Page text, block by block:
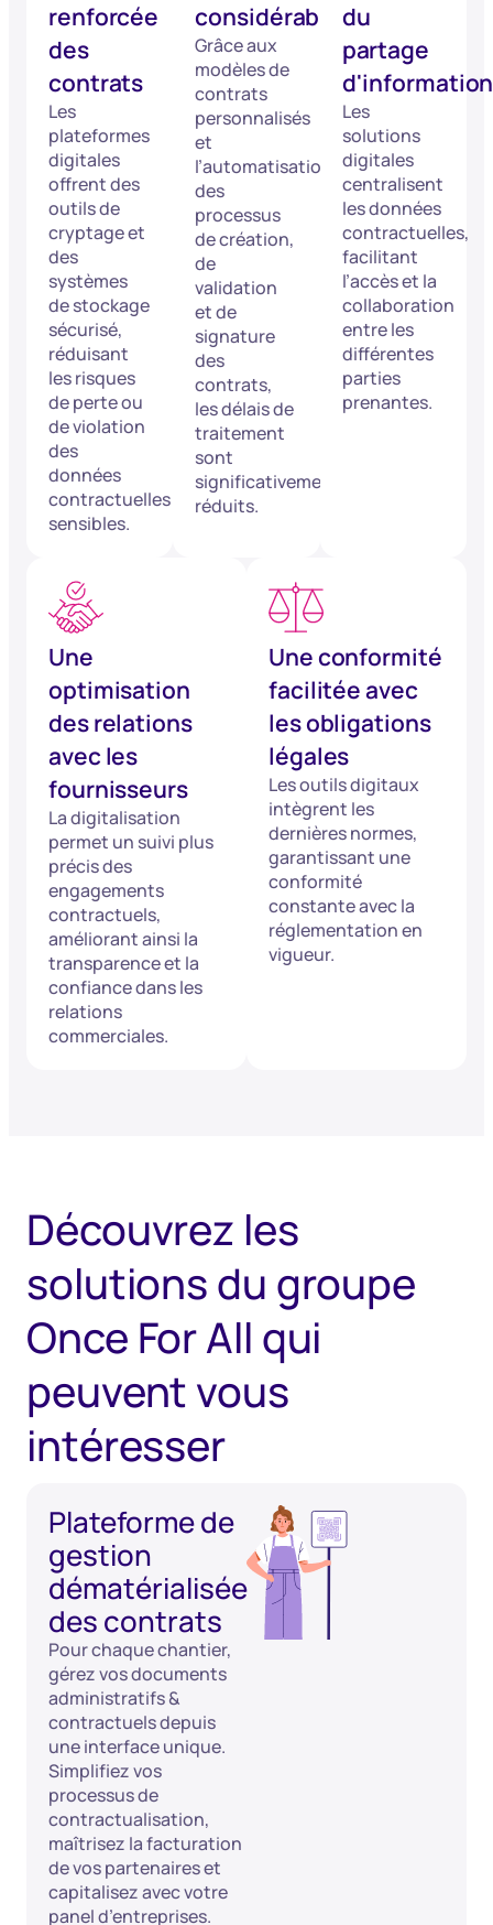
renforcée
des
contrats
Les
plateformes
digitales
offrent des
outils de
cryptage et
des
systèmes
de stockage
sécurisé,
réduisant
les risques
de perte ou
de violation
des
données
contractuelles
sensibles.
considérable
Grâce aux
modèles de
contrats
personnalisés
et
l’automatisation
des
processus
de création,
de
validation
et de
signature
des
contrats,
les délais de
traitement
sont
significativement
réduits.
du
partage
Les
solutions
digitales
centralisent
les données
contractuelles,
facilitant
l’accès et la
collaboration
entre les
différentes
parties
prenantes.
Une
optimisation
des relations
avec les
fournisseurs
La digitalisation
permet un suivi plus
précis des
engagements
contractuels,
améliorant ainsi la
transparence et la
confiance dans les
relations
commerciales.
Une conformité
facilitée avec
les obligations
légales
Les outils digitaux
intègrent les
dernières normes,
garantissant une
conformité
constante avec la
réglementation en
vigueur.
Découvrez les
solutions du groupe
Once For All qui
peuvent vous
intéresser
Plateforme de
gestion
dématérialisée
des contrats
Pour chaque chantier,
gérez vos documents
administratifs &
contractuels depuis
une interface unique.
Simplifiez vos
processus de
contractualisation,
maîtrisez la facturation
de vos partenaires et
capitalisez avec votre
panel d’entreprises.